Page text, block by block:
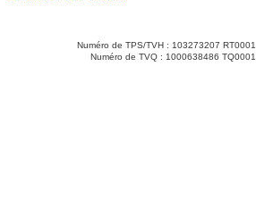
Numéro de TPS/TVH : 103273207 RT0001
Numéro de TVQ : 1000638486 TQ0001